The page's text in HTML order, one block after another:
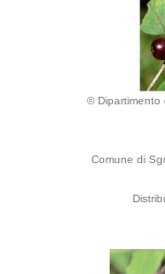
© Dipartimento
Comune di